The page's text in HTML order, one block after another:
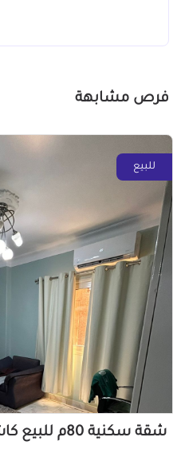
فرص مشابهة
للبيع
شقة سكنية 80م للبيع كاش بمصر الجديدة القاهرة